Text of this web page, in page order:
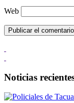
Web
Noticias